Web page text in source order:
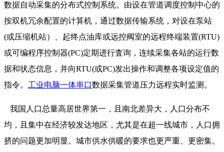
数据自动采集的分布式控制系统。由设在管道调度控制中心的
按双机冗余配置的计算机，通过数据传输系统，对设在泵站
(或压缩机站）、起终点油库或远控阀室的远程终端装置(RTU)
或可编程序控制器(PC)定期进行査询，连续采集各站的运行数
据和状态信息，并向RTU(或PC)发出操作和调整各项设定值的
指令。 工业电脑一体串口数据采集管道压力远程实时监测。
我国人口总量高居世界第一，且南北差异大，人口分布不
均，且集中在经济较发达地区，尤其是在超一线城市，人口拥
挤的问题更加明显。城市供水供暖的要求也更严重、更密集。